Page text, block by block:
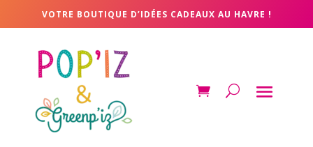
VOTRE BOUTIQUE D’IDÉES CADEAUX AU HAVRE !